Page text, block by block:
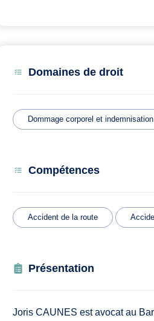
Domaines de droit
Dommage corporel et
Compétences
Accident de la route
Présentation
Joris CAUNES est avocat au